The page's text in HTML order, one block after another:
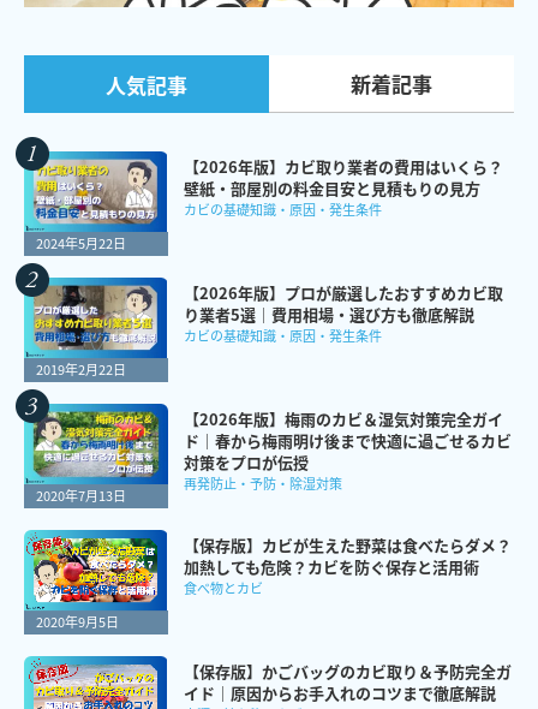
人気記事 新着記事
2024年5月22日
【2026年版】カビ取り業者の費用はいくら？
壁紙・部屋別の料金目安と見積もりの見方
カビの基礎知識・原因・発生条件
2019年2月22日
【2026年版】プロが厳選したおすすめカビ取
り業者5選｜費用相場・選び方も徹底解説
カビの基礎知識・原因・発生条件
2020年7月13日
【2026年版】梅雨のカビ＆湿気対策完全ガイ
ド｜春から梅雨明け後まで快適に過ごせるカビ
対策をプロが伝授
再発防止・予防・除湿対策
2020年9月5日
【保存版】カビが生えた野菜は食べたらダメ？
加熱しても危険？カビを防ぐ保存と活用術
食べ物とカビ
【保存版】かごバッグのカビ取り＆予防完全ガ
イド｜原因からお手入れのコツまで徹底解説